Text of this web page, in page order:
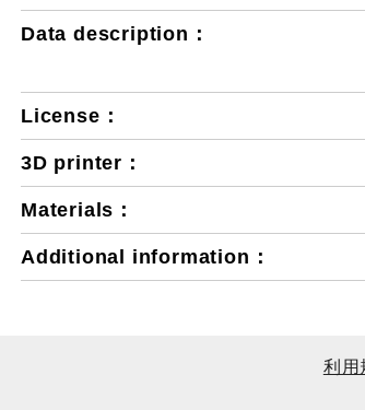
Data description：
License：
3D printer：
Materials：
Additional information：
利用